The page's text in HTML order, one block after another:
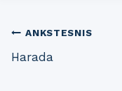
Post
navigation
ANKSTESNIS
Harada